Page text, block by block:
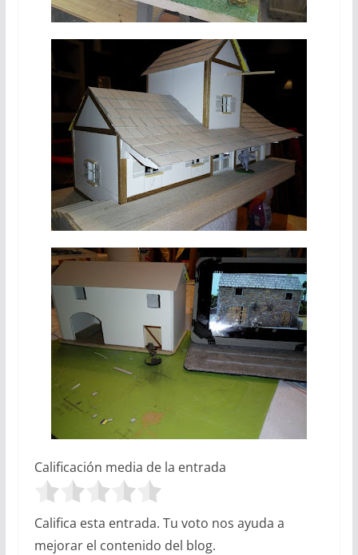
Calificación media de la entrada
Califica esta entrada. Tu voto nos ayuda a
mejorar el contenido del blog.